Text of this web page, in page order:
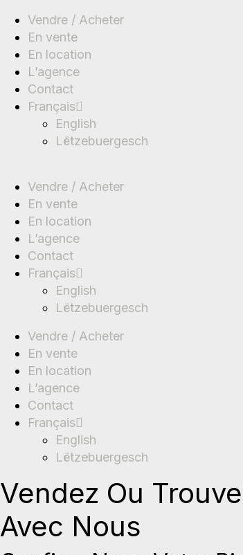
Vendre / Acheter
En vente
En location
L’agence
Contact
Français
English
Lëtzebuergesch
Vendre / Acheter
En vente
En location
L’agence
Contact
Français
English
Lëtzebuergesch
Vendre / Acheter
En vente
En location
L’agence
Contact
Français
English
Lëtzebuergesch
Vendez Ou
Avec Nous